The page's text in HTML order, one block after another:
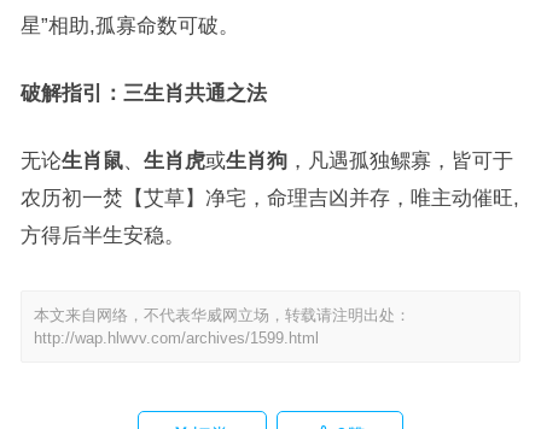
星”相助,孤寡命数可破。
破解指引：三生肖共通之法
无论生肖鼠、 生肖虎或生肖狗，凡遇孤独鳏寡，皆可于
农历初一焚【艾草】净宅，命理吉凶并存，唯主动催旺,
方得后半生安稳。
本文来自网络，不代表华威网立场，转载请注明出处：
http://wap.hlwvv.com/archives/1599.html